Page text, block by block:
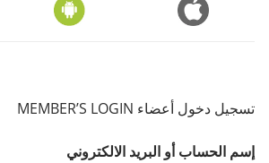
تسجيل دخول أعضاء MEMBER’S LOGIN
إسم الحساب أو البريد الالكتروني